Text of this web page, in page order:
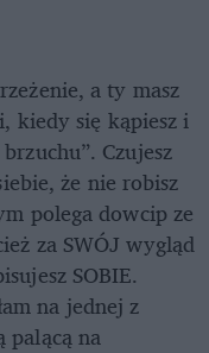
a ty masz
kiedy się kąpiesz i
Czujesz
że nie robisz
polega dowcip ze
za SWÓJ wygląd
SOBIE.
na jednej z
na